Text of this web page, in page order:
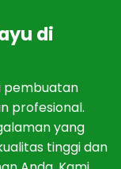
u di
pembuatan
profesional.
alamanyang
ualitas tinggidan